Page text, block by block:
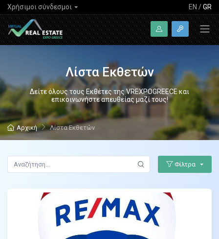
Χρήσιμοι σύνδεσμοι EN /GR
Λίστα Εκθετών
Δείτε όλους τους Εκθέτες της VREXPOGREECE και
επικοινωνήστε απευθείας μαζί τους!
Αρχική Λίστα Εκθετών
Φίλτρα